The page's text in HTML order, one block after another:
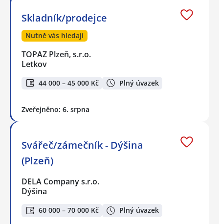
Skladník/prodejce
Nutně vás hledají
TOPAZ Plzeň, s.r.o.
Letkov
44 000 – 45 000 Kč Plný úvazek
Zveřejněno: 6. srpna
Svářeč/zámečník - Dýšina
(Plzeň)
DELA Company s.r.o.
Dýšina
60 000 – 70 000 Kč Plný úvazek